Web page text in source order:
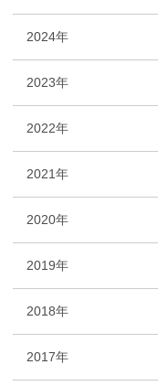
2024年
2023年
2022年
2021年
2020年
2019年
2018年
2017年